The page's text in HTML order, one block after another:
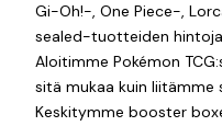
Gi-Oh!-, One Piece-,
sealed-tuotteiden
Aloitimme Pokémon
sitä mukaa kuin liitämme
Keskitymme booster